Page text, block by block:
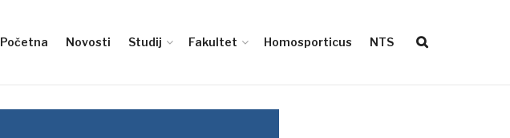
Početna Novosti Studij Fakultet Homosporticus NTS